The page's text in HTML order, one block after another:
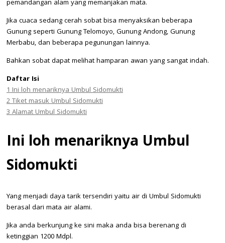
pemandangan alam yang memanjakan mata.
Jika cuaca sedang cerah sobat bisa menyaksikan beberapa
Gunung seperti Gunung Telomoyo, Gunung Andong, Gunung
Merbabu, dan beberapa pegunungan lainnya.
Bahkan sobat dapat melihat hamparan awan yang sangat indah.
Daftar Isi
1Ini loh menariknya Umbul Sidomukti
2Tiket masuk Umbul Sidomukti
3Alamat Umbul Sidomukti
Ini loh menariknya Umbul
Sidomukti
Yang menjadi daya tarik tersendiri yaitu air di Umbul Sidomukti
berasal dari mata air alami.
Jika anda berkunjung ke sini maka anda bisa berenang di
ketinggian 1200 Mdpl.